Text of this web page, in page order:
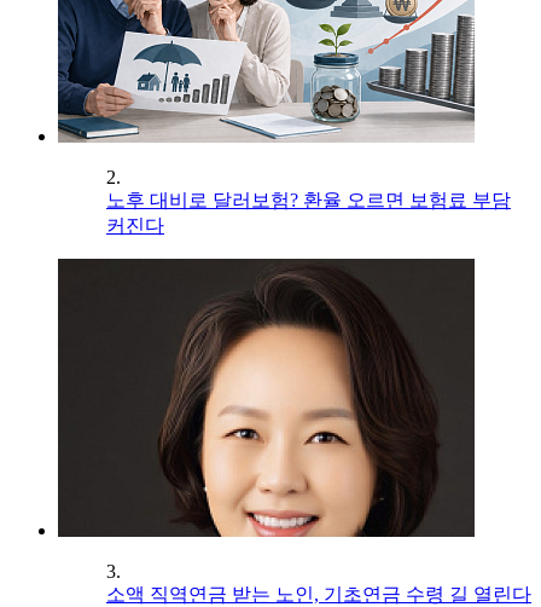
2.
노후 대비로 달러보험? 환율 오르면 보험료 부담
커진다
3.
소액 직역연금 받는 노인, 기초연금 수령 길 열린다